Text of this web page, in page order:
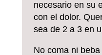
necesario en su
con el dolor.
sea de 2 a 3 en
No coma ni